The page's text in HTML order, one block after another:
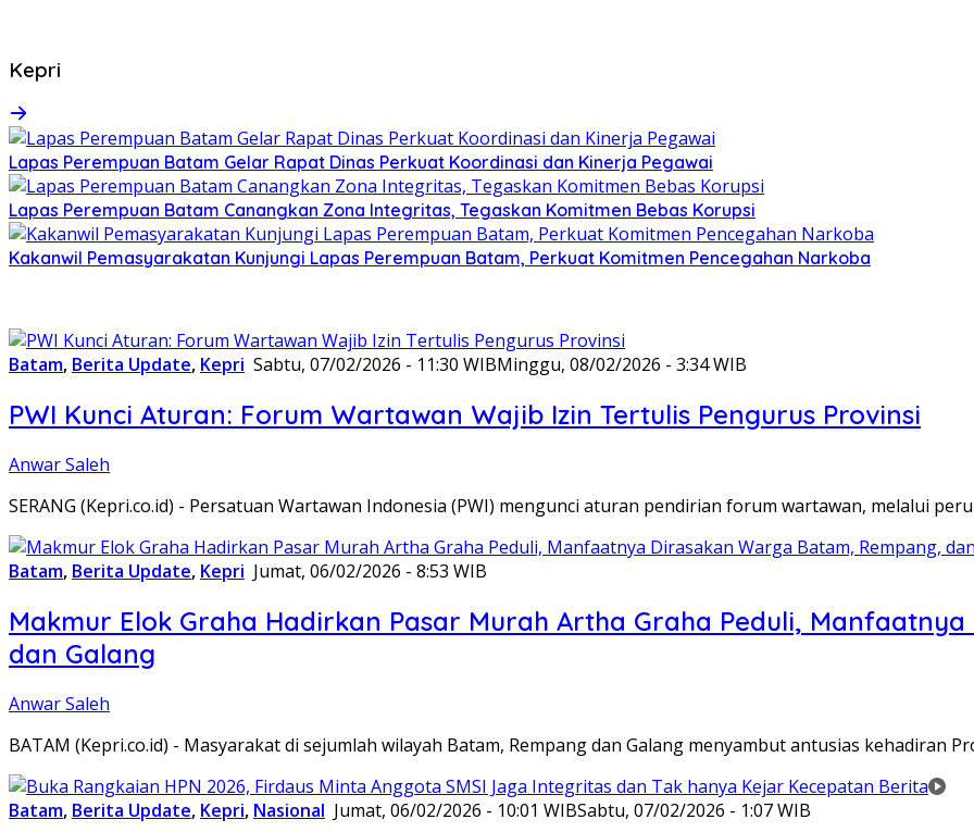
Kepri
Lapas Perempuan Batam Gelar Rapat Dinas Perkuat Koordinasi dan Kinerja Pegawai
Lapas Perempuan Batam Canangkan Zona Integritas, Tegaskan Komitmen Bebas Korupsi
Kakanwil Pemasyarakatan Kunjungi Lapas Perempuan Batam, Perkuat Komitmen Pencegahan Narkoba
Batam, Berita Update, Kepri Sabtu, 07/02/2026 - 11:30 WIBMinggu, 08/02/2026 - 3:34 WIB
PWI Kunci Aturan: Forum Wartawan Wajib Izin Tertulis Pengurus Provinsi
Anwar Saleh
SERANG (Kepri.co.id) - Persatuan Wartawan Indonesia (PWI) mengunci aturan pendirian forum wartawan, melalui
Batam, Berita Update, Kepri Jumat, 06/02/2026 - 8:53 WIB
Makmur Elok Graha Hadirkan Pasar Murah Artha Graha Peduli,
dan Galang
Anwar Saleh
BATAM (Kepri.co.id) - Masyarakat di sejumlah wilayah Batam, Rempang dan Galang menyambut antusias kehadiran
Batam, Berita Update, Kepri, Nasional Jumat, 06/02/2026 - 10:01 WIBSabtu, 07/02/2026 - 1:07 WIB